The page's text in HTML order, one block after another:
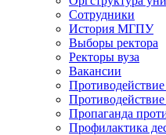
Сотрудники
История МГПУ
Выборы ректора
Ректоры вуза
Вакансии
Пропаганда
Профилактика